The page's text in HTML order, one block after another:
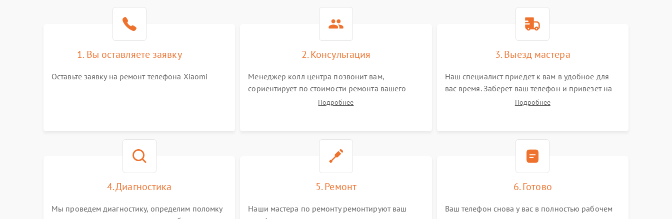
1. Вы оставляете заявку
Оставьте заявку на ремонт телефона Xiaomi
2. Консультация
Менеджер колл центра позвонит вам,
сориентирует по стоимости ремонта вашего
телефона а также ответит на все ваши вопросы.
Подробнее
3. Выезд мастера
Наш специалист приедет к вам в удобное для
вас время. Заберет ваш телефон и привезет на
склад для диагностики.Подробнее
4. Диагностика
Мы проведем диагностику, определим поломку
5. Ремонт
Наши мастера по ремонту ремонтируют ваш
6. Готово
Ваш телефон снова у вас в полностью рабочем